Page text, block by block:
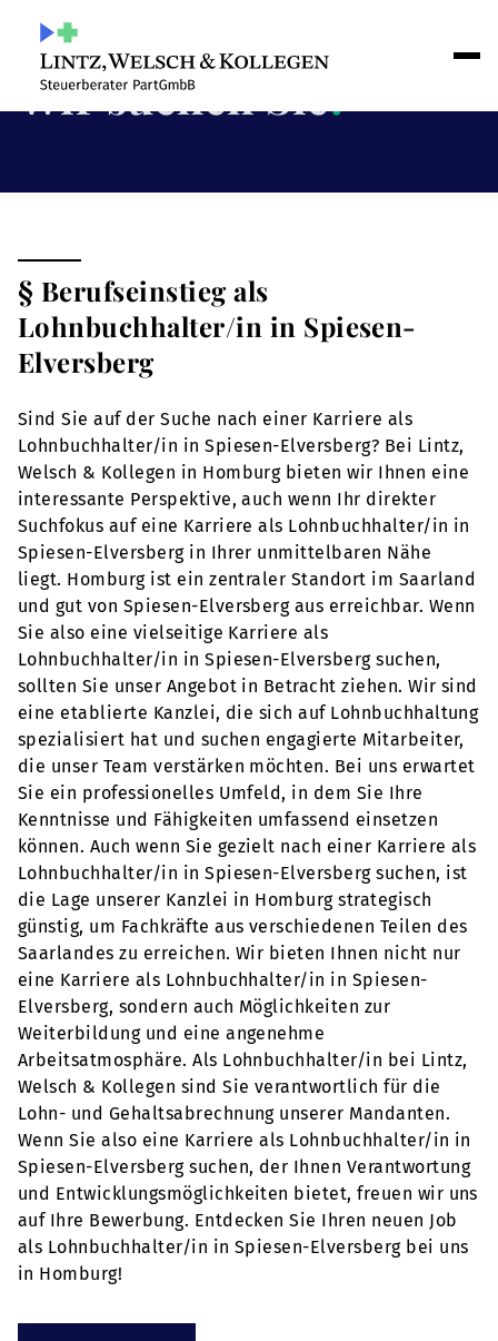
Wir suchen Sie!
§ Berufseinstieg als
Lohnbuchhalter/in in Spiesen-
Elversberg
Sind Sie auf der Suche nach einer Karriere als
Lohnbuchhalter/in in Spiesen-Elversberg? Bei Lintz,
Welsch & Kollegen in Homburg bieten wir Ihnen eine
interessante Perspektive, auch wenn Ihr direkter
Suchfokus auf eine Karriere als Lohnbuchhalter/in in
Spiesen-Elversberg in Ihrer unmittelbaren Nähe
liegt. Homburg ist ein zentraler Standort im Saarland
und gut von Spiesen-Elversberg aus erreichbar. Wenn
Sie also eine vielseitige Karriere als
Lohnbuchhalter/in in Spiesen-Elversberg suchen,
sollten Sie unser Angebot in Betracht ziehen. Wir sind
eine etablierte Kanzlei, die sich auf Lohnbuchhaltung
spezialisiert hat und suchen engagierte Mitarbeiter,
die unser Team verstärken möchten. Bei uns erwartet
Sie ein professionelles Umfeld, in dem Sie Ihre
Kenntnisse und Fähigkeiten umfassend einsetzen
können. Auch wenn Sie gezielt nach einer Karriere als
Lohnbuchhalter/in in Spiesen-Elversberg suchen, ist
die Lage unserer Kanzlei in Homburg strategisch
günstig, um Fachkräfte aus verschiedenen Teilen des
Saarlandes zu erreichen. Wir bieten Ihnen nicht nur
eine Karriere als Lohnbuchhalter/in in Spiesen-
Elversberg, sondern auch Möglichkeiten zur
Weiterbildung und eine angenehme
Arbeitsatmosphäre. Als Lohnbuchhalter/in bei Lintz,
Welsch & Kollegen sind Sie verantwortlich für die
Lohn- und Gehaltsabrechnung unserer Mandanten.
Wenn Sie also eine Karriere als Lohnbuchhalter/in in
Spiesen-Elversberg suchen, der Ihnen Verantwortung
und Entwicklungsmöglichkeiten bietet, freuen wir uns
auf Ihre Bewerbung. Entdecken Sie Ihren neuen Job
als Lohnbuchhalter/in in Spiesen-Elversberg bei uns
in Homburg!